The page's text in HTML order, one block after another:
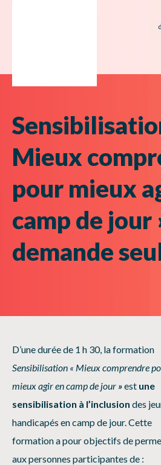
Mieux
pour mieux
camp de jour
demande
D’une durée de 1 h 30, la formation
Sensibilisation « Mieux comprendre
mieux agir en camp de jour »est une
sensibilisation à l’inclusion des
handicapés en camp de jour. Cette
formation a pour objectifs de
aux personnes participantes de :